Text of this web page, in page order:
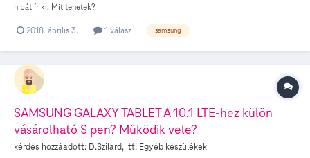
hibát ír ki. Mit tehetek?
2018. április 3. 1 válasz samsung
SAMSUNG GALAXY TABLET A 10.1 LTE-hez külön
vásárolható S pen? Müködik vele?
kérdés hozzáadott: D.Szilard, itt: Egyéb készülékek